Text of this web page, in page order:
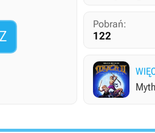
Pobrań:
122